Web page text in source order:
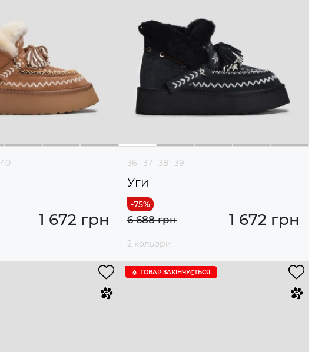
40
1 672 грн
36 37 38 39
Уги
1 672 грн
6 688 грн
2 кольори
ТОВАР ЗАКІНЧУЄTЬСЯ